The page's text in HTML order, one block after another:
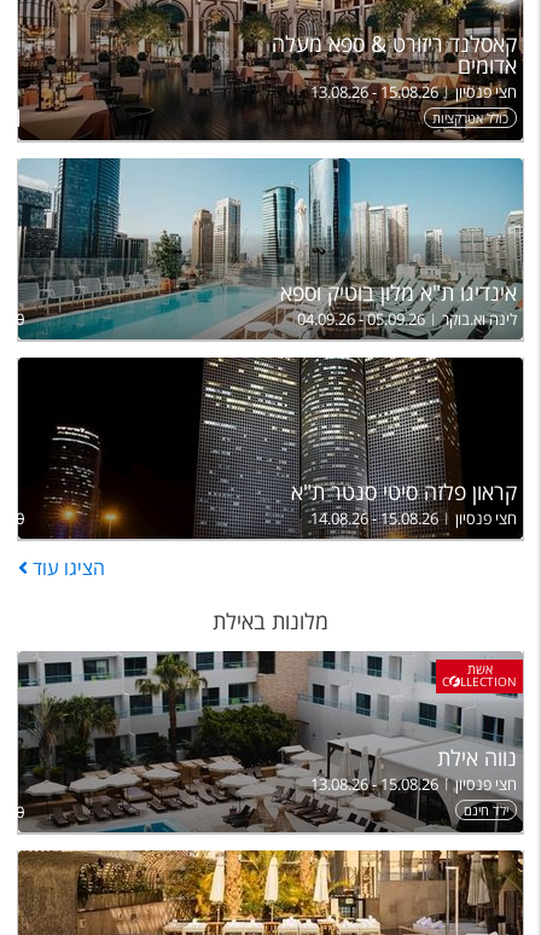
קאסלנד ריזורט & ספא מעלה
אדומים
חצי פנסיון 13.08.26 - 15.08.26
כולל אטרקציות
אינדיגו ת"א מלון בוטיק וספא
לינה וא.בוקר 04.09.26 - 05.09.26
קראון פלזה סיטי סנטר ת"א
חצי פנסיון 14.08.26 - 15.08.26
הציגו עוד
מלונות באילת
אשת
C LLECTION
נווה אילת
חצי פנסיון 13.08.26 - 15.08.26
ילד חינם